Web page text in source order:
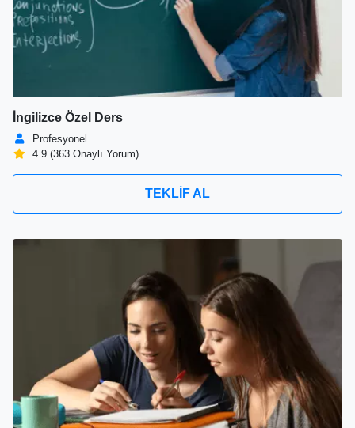
İngilizce Özel Ders
Profesyonel
4.9 (363 Onaylı Yorum)
TEKLİF AL